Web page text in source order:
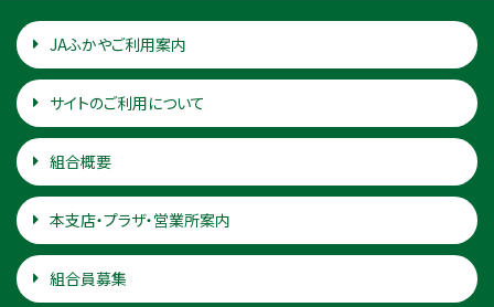
JAふかやご利用案内
サイトのご利用について
組合概要
本支店・プラザ・営業所案内
組合員募集